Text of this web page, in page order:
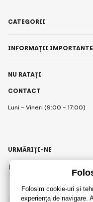
CONTACT
Luni - Vineri (9:00 - 17:00)
CATEGORII
INFORMAȚII IMPORTANTE
NU RATAȚI
Romanian
URMĂRIȚI-NE
Instagram